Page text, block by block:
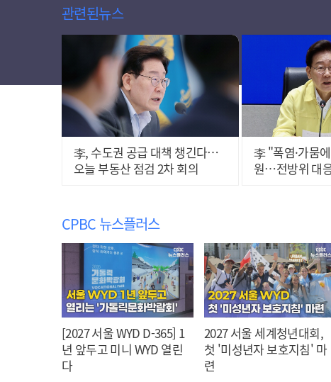
관련된뉴스
李, 수도권 공급 대책 챙긴다…
오늘 부동산 점검 2차 회의
李 "폭염·가뭄
원…전방위 대
CPBC 뉴스플러스
[2027 서울 WYD D-365] 1
년 앞두고 미니 WYD 열린
다
2027 서울 세계청년대회,
첫 '미성년자 보호지침' 마
련